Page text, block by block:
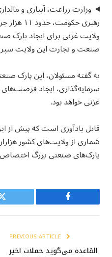
وزارت زراعت، آبیاری و
رهبری
ولایت غزنی برای ایجاد پارک
صنعت و تجارت این ولایت
به گفته مسئولان، این پارک
سرمایه‌گذاری، ایجاد
غزنی خواهد بود.
قابل یادآوری است که پیش از
شماری از ولایت‌های کشور
پارک‌های صنعتی بزرگ
Facebook
القاعده می‌گوید حملات اخیر